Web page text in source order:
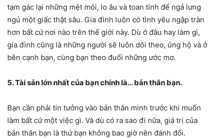
tạm gác lại những mệt mỏi, lo âu và toan tính để ngả lưng
ngủ một giấc thật sâu. Gia đình luôn có tình yêu ngập tràn
hơn bất cứ nơi nào trên thế giới này. Dù ở đâu hay làm gì,
gia đình cũng là những người sẽ luôn dõi theo, ủng hộ và ở
bên cạnh bạn, cùng bạn theo đuổi những ước mơ.
5. Tài sản lớn nhất của bạn chính là… bản thân bạn.
Bạn cần phải tin tưởng vào bản thân mình trước khi muốn
làm bất cứ một việc gì. Và dù có ra sao đi nữa, giá trị của
bản thân bạn là thứ bạn không bao giờ nên đánh đổi.